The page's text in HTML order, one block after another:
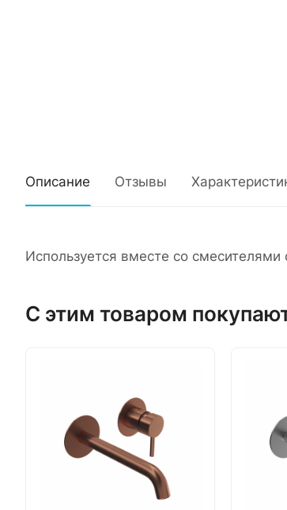
Описание Отзывы
Используется вместе со смесителями
С этим товаром